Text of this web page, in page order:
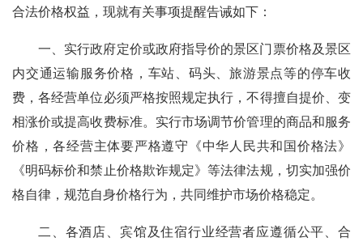
合法价格权益，现就有关事项提醒告诫如下：
一、实行政府定价或政府指导价的景区门票价格及景区
内交通运输服务价格，车站、码头、旅游景点等的停车收
费，各经营单位必须严格按照规定执行，不得擅自提价、变
相涨价或提高收费标准。实行市场调节价管理的商品和服务
价格，各经营主体要严格遵守《中华人民共和国价格法》
《明码标价和禁止价格欺诈规定》等法律法规，切实加强价
格自律，规范自身价格行为，共同维护市场价格稳定。
二、各酒店、宾馆及住宿行业经营者应遵循公平、合